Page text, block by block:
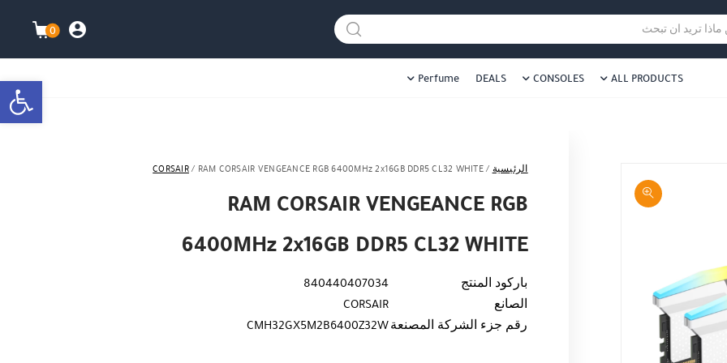
هل نزلت التطبيق ليصلك كل جديد ؟ هل نزلت التطبيق ليصلك كل جديد ؟
0
עגלת
تريد ان تبحث
ALL PRODUCTS
CONSOLES
DEALS
Perfume
الرئيسية /
CORSAIR/ RAM CORSAIR VENGEANCE RGB 6400MHz 2x16GB DDR5 CL32 WHITE
RAM CORSAIR VENGEANCE RGB
6400MHz 2x16GB DDR5 CL32 WHITE
باركود المنتج
840440407034
الصانع
CORSAIR
رقم جزء الشركة المصنعةCMH32GX5M2B6400Z32W